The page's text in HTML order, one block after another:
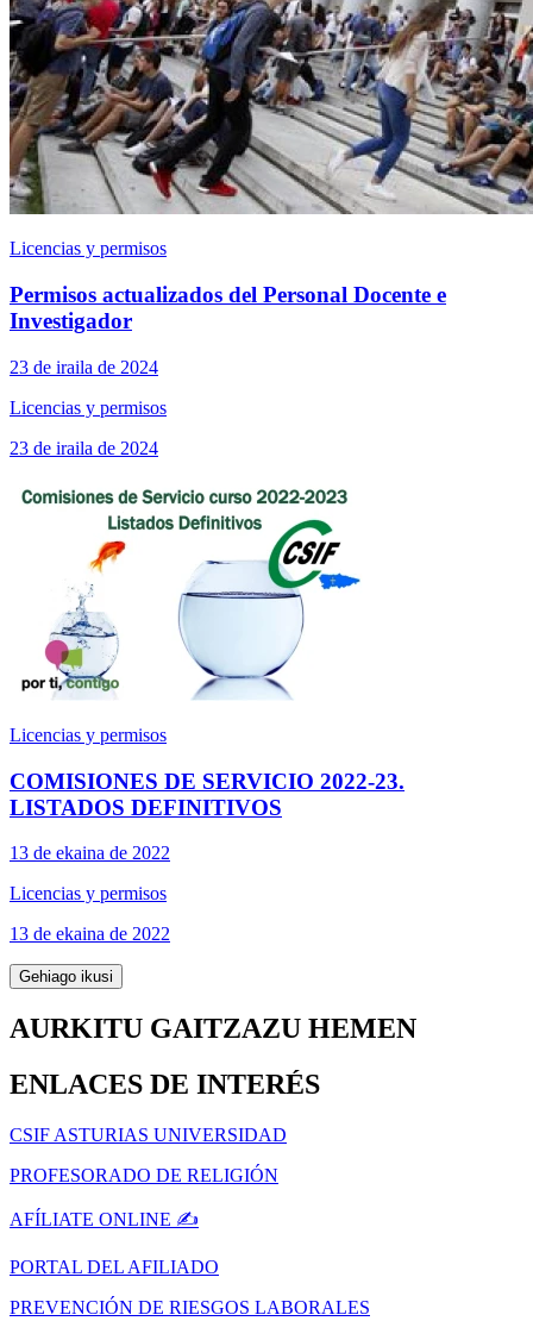
Licencias y permisos
Permisos actualizados del Personal Docente e
Investigador
23 de iraila de 2024
Licencias y permisos
23 de iraila de 2024
Licencias y permisos
COMISIONES DE SERVICIO 2022-23.
LISTADOS DEFINITIVOS
13 de ekaina de 2022
Licencias y permisos
13 de ekaina de 2022
Gehiago ikusi
AURKITU GAITZAZU HEMEN
ENLACES DE INTERÉS
CSIF ASTURIAS UNIVERSIDAD
PROFESORADO DE RELIGIÓN
AFÍLIATE ONLINE ✍️
PORTAL DEL AFILIADO
PREVENCIÓN DE RIESGOS LABORALES